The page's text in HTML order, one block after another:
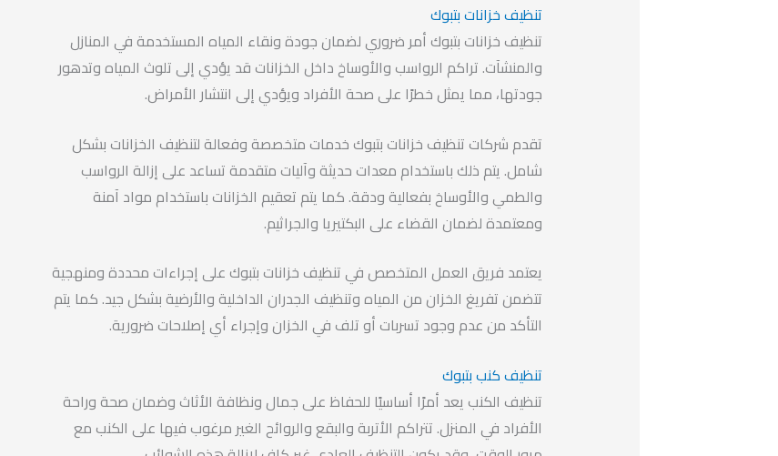
تنظيف خزانات بتبوك
تنظيف خزانات بتبوك أمر ضروري لضمان جودة ونقاء المياه المستخدمة في المنازل
والمنشآت. تراكم الرواسب والأوساخ داخل الخزانات قد يؤدي إلى تلوث المياه وتدهور
جودتها، مما يمثل خطرًا على صحة الأفراد ويؤدي إلى انتشار الأمراض.
تقدم شركات تنظيف خزانات بتبوك خدمات متخصصة وفعالة لتنظيف الخزانات بشكل
شامل. يتم ذلك باستخدام معدات حديثة وآليات متقدمة تساعد على إزالة الرواسب
والطمي والأوساخ بفعالية ودقة. كما يتم تعقيم الخزانات باستخدام مواد آمنة
ومعتمدة لضمان القضاء على البكتيريا والجراثيم.
يعتمد فريق العمل المتخصص في تنظيف خزانات بتبوك على إجراءات محددة ومنهجية
تتضمن تفريغ الخزان من المياه وتنظيف الجدران الداخلية والأرضية بشكل جيد. كما يتم
التأكد من عدم وجود تسربات أو تلف في الخزان وإجراء أي إصلاحات ضرورية.
تنظيف كنب بتبوك
تنظيف الكنب يعد أمرًا أساسيًا للحفاظ على جمال ونظافة الأثاث وضمان صحة وراحة
الأفراد في المنزل. تتراكم الأتربة والبقع والروائح الغير مرغوب فيها على الكنب مع